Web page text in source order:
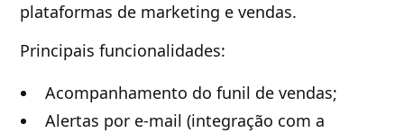
plataformas de marketing e vendas.
Principais funcionalidades:
Acompanhamento do funil de vendas;
Alertas por e-mail (integração com a